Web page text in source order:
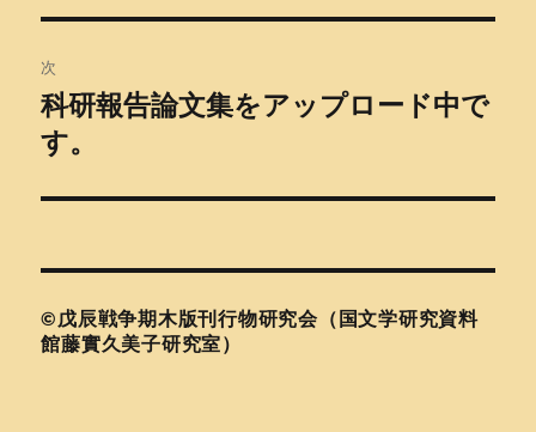
ビ
ゲ
ー
シ
ン
投
稿:
次
次
の
稿:
科研報告論文集をアップロード中で
す。
©戊辰戦争期木版刊行物研究会（国文学研究資料
館藤實久美子研究室）